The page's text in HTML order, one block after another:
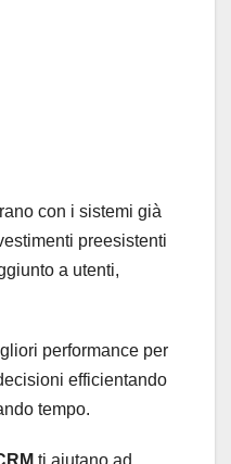
con i sistemi già
preesistenti
a utenti,
performance per
efficientando
tempo.
ti aiutano ad